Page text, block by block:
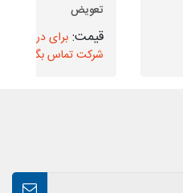
تعویض
برای دریافت
شرکت تماس بگیرید